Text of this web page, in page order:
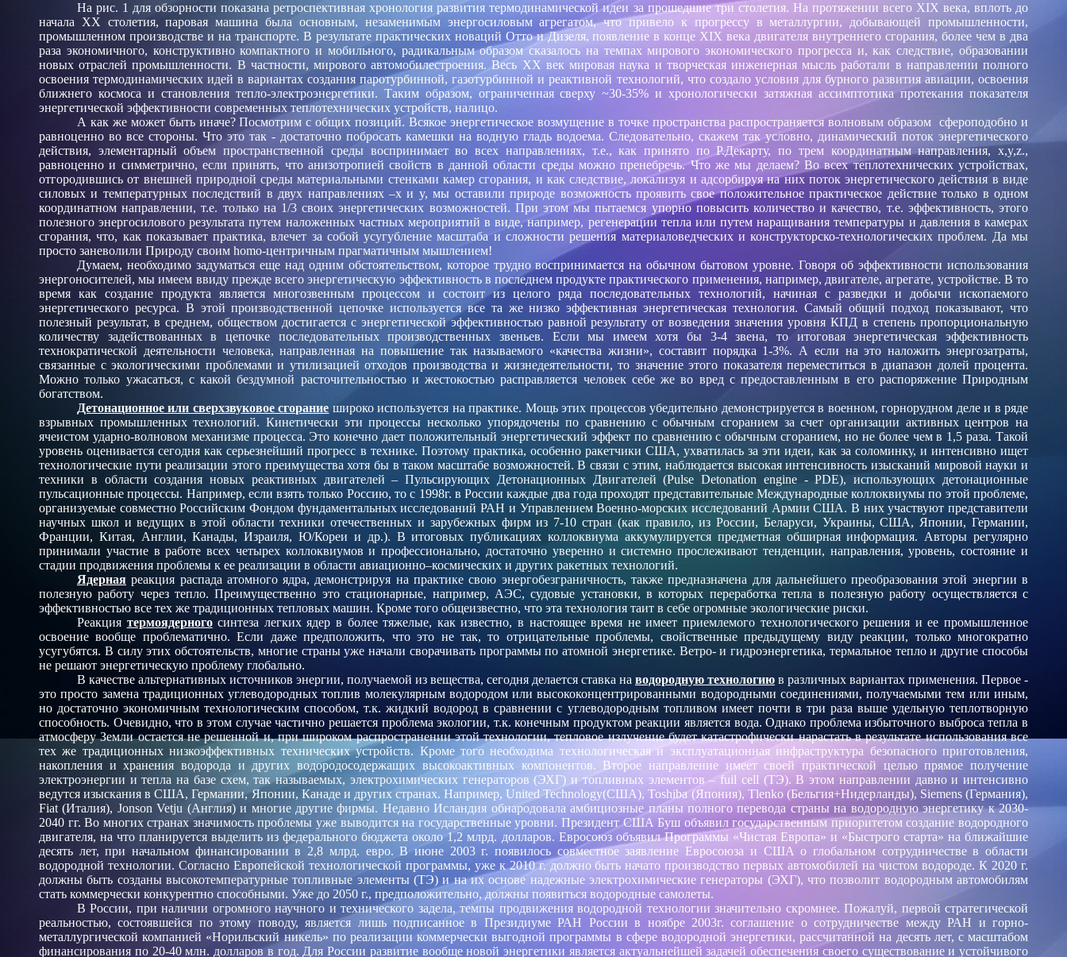
На рис. 1 для обзорности показана ретроспективная хронология развития термодинамической идеи за прошедшие три столетия. На протяжении всего XIX века, вплоть до
начала XX столетия, паровая машина была основным, незаменимым энергосиловым агрегатом, что привело к прогрессу в металлургии, добывающей промышленности,
промышленном производстве и на транспорте. В результате практических новаций Отто и Дизеля, появление в конце XIX века двигателя внутреннего сгорания, более чем в два
раза экономичного, конструктивно компактного и мобильного, радикальным образом сказалось на темпах мирового экономического прогресса и, как следствие, образовании
новых отраслей промышленности. В частности, мирового автомобилестроения. Весь XX век мировая наука и творческая инженерная мысль работали в направлении полного
освоения термодинамических идей в вариантах создания паротурбинной, газотурбинной и реактивной технологий, что создало условия для бурного развития авиации, освоения
ближнего космоса и становления тепло-электроэнергетики. Таким образом, ограниченная сверху ~30-35% и хронологически затяжная ассимптотика протекания показателя
энергетической эффективности современных теплотехнических устройств, налицо.
А как же может быть иначе? Посмотрим с общих позиций. Всякое энергетическое возмущение в точке пространства распространяется волновым образом сфероподобно и
равноценно во все стороны. Что это так - достаточно побросать камешки на водную гладь водоема. Следовательно, скажем так условно, динамический поток энергетического
действия, элементарный объем пространственной среды воспринимает во всех направлениях, т.е., как принято по Р.Декарту, по трем координатным направления, x,y,z.,
равноценно и симметрично, если принять, что анизотропией свойств в данной области среды можно пренебречь. Что же мы делаем? Во всех теплотехнических устройствах,
отгородившись от внешней природной среды материальными стенками камер сгорания, и как следствие, локализуя и адсорбируя на них поток энергетического действия в виде
силовых и температурных последствий в двух направлениях –x и y, мы оставили природе возможность проявить свое положительное практическое действие только в одном
координатном направлении, т.е. только на 1/3 своих энергетических возможностей. При этом мы пытаемся упорно повысить количество и качество, т.е. эффективность, этого
полезного энергосилового результата путем наложенных частных мероприятий в виде, например, регенерации тепла или путем наращивания температуры и давления в камерах
сгорания, что, как показывает практика, влечет за собой усугубление масштаба и сложности решения материаловедческих и конструкторско-технологических проблем. Да мы
просто заневолили Природу своим homo-центричным прагматичным мышлением!
Думаем, необходимо задуматься еще над одним обстоятельством, которое трудно воспринимается на обычном бытовом уровне. Говоря об эффективности использования
энергоносителей, мы имеем ввиду прежде всего энергетическую эффективность в последнем продукте практического применения, например, двигателе, агрегате, устройстве. В то
время как создание продукта является многозвенным процессом и состоит из целого ряда последовательных технологий, начиная с разведки и добычи ископаемого
энергетического ресурса. В этой производственной цепочке используется все та же низко эффективная энергетическая технология. Самый общий подход показывают, что
полезный результат, в среднем, обществом достигается с энергетической эффективностью равной результату от возведения значения уровня КПД в степень пропорциональную
количеству задействованных в цепочке последовательных производственных звеньев. Если мы имеем хотя бы 3-4 звена, то итоговая энергетическая эффективность
технократической деятельности человека, направленная на повышение так называемого «качества жизни», составит порядка 1-3%. А если на это наложить энергозатраты,
связанные с экологическими проблемами и утилизацией отходов производства и жизнедеятельности, то значение этого показателя переместиться в диапазон долей процента.
Можно только ужасаться, с какой бездумной расточительностью и жестокостью расправляется человек себе же во вред с предоставленным в его распоряжение Природным
богатством.
Детонационное или сверхзвуковое сгорание широко используется на практике. Мощь этих процессов убедительно демонстрируется в военном, горнорудном деле и в ряде
взрывных промышленных технологий. Кинетически эти процессы несколько упорядочены по сравнению с обычным сгоранием за счет организации активных центров на
ячеистом ударно-волновом механизме процесса. Это конечно дает положительный энергетический эффект по сравнению с обычным сгоранием, но не более чем в 1,5 раза. Такой
уровень оценивается сегодня как серьезнейший прогресс в технике. Поэтому практика, особенно ракетчики США, ухватилась за эти идеи, как за соломинку, и интенсивно ищет
технологические пути реализации этого преимущества хотя бы в таком масштабе возможностей. В связи с этим, наблюдается высокая интенсивность изысканий мировой науки и
техники в области создания новых реактивных двигателей – Пульсирующих Детонационных Двигателей (Pulse Detonation engine - PDE), использующих детонационные
пульсационные процессы. Например, если взять только Россию, то с 1998г. в России каждые два года проходят представительные Международные коллоквиумы по этой проблеме,
организуемые совместно Российским Фондом фундаментальных исследований РАН и Управлением Военно-морских исследований Армии США. В них участвуют представители
научных школ и ведущих в этой области техники отечественных и зарубежных фирм из 7-10 стран (как правило, из России, Беларуси, Украины, США, Японии, Германии,
Франции, Китая, Англии, Канады, Израиля, Ю/Кореи и др.). В итоговых публикациях коллоквиума аккумулируется предметная обширная информация. Авторы регулярно
принимали участие в работе всех четырех коллоквиумов и профессионально, достаточно уверенно и системно прослеживают тенденции, направления, уровень, состояние и
стадии продвижения проблемы к ее реализации в области авиационно–космических и других ракетных технологий.
Ядерная реакция распада атомного ядра, демонстрируя на практике свою энергобезграничность, также предназначена для дальнейшего преобразования этой энергии в
полезную работу через тепло. Преимущественно это стационарные, например, АЭС, судовые установки, в которых переработка тепла в полезную работу осуществляется с
эффективностью все тех же традиционных тепловых машин. Кроме того общеизвестно, что эта технология таит в себе огромные экологические риски.
Реакция термоядерногосинтеза легких ядер в более тяжелые, как известно, в настоящее время не имеет приемлемого технологического решения и ее промышленное
освоение вообще проблематично. Если даже предположить, что это не так, то отрицательные проблемы, свойственные предыдущему виду реакции, только многократно
усугубятся. В силу этих обстоятельств, многие страны уже начали сворачивать программы по атомной энергетике. Ветро- и гидроэнергетика, термальное тепло и другие способы
не решают энергетическую проблему глобально.
В качестве альтернативных источников энергии, получаемой из вещества, сегодня делается ставка на водородную технологию в различных вариантах применения. Первое -
это просто замена традиционных углеводородных топлив молекулярным водородом или высококонцентрированными водородными соединениями, получаемыми тем или иным,
но достаточно экономичным технологическим способом, т.к. жидкий водород в сравнении с углеводородным топливом имеет почти в три раза выше удельную теплотворную
способность. Очевидно, что в этом случае частично решается проблема экологии, т.к. конечным продуктом реакции является вода. Однако проблема избыточного выброса тепла в
атмосферу Земли остается не решенной и, при широком распространении этой технологии, тепловое излучение будет катастрофически нарастать в результате использования все
тех же традиционных низкоэффективных технических устройств. Кроме того необходима технологическая и эксплуатационная инфраструктура безопасного приготовления,
накопления и хранения водорода и других водородосодержащих высокоактивных компонентов. Второе направление имеет своей практической целью прямое получение
электроэнергии и тепла на базе схем, так называемых, электрохимических генераторов (ЭХГ) и топливных элементов – fuil cell (ТЭ). В этом направлении давно и интенсивно
ведутся изыскания в США, Германии, Японии, Канаде и других странах. Например, United Technology(США), Toshiba (Япония), Tlenko (Бельгия+Нидерланды), Siemens (Германия),
Fiat (Италия), Jonson Vetju (Англия) и многие другие фирмы. Недавно Исландия обнародовала амбициозные планы полного перевода страны на водородную энергетику к 2030-
2040 гг. Во многих странах значимость проблемы уже выводится на государственные уровни. Президент США Буш объявил государственным приоритетом создание водородного
двигателя, на что планируется выделить из федерального бюджета около 1,2 млрд. долларов. Евросоюз объявил Программы «Чистая Европа» и «Быстрого старта» на ближайшие
десять лет, при начальном финансировании в 2,8 млрд. евро. В июне 2003 г. появилось совместное заявление Евросоюза и США о глобальном сотрудничестве в области
водородной технологии. Согласно Европейской технологической программы, уже к 2010 г. должно быть начато производство первых автомобилей на чистом водороде. К 2020 г.
должны быть созданы высокотемпературные топливные элементы (ТЭ) и на их основе надежные электрохимические генераторы (ЭХГ), что позволит водородным автомобилям
стать коммерчески конкурентно способными. Уже до 2050 г., предположительно, должны появиться водородные самолеты.
В России, при наличии огромного научного и технического задела, темпы продвижения водородной технологии значительно скромнее. Пожалуй, первой стратегической
реальностью, состоявшейся по этому поводу, является лишь подписанное в Президиуме РАН России в ноябре 2003г. соглашение о сотрудничестве между РАН и горно-
металлургической компанией «Норильский никель» по реализации коммерчески выгодной программы в сфере водородной энергетики, рассчитанной на десять лет, с масштабом
финансирования по 20-40 млн. долларов в год. Для России развитие вообще новой энергетики является актуальнейшей задачей обеспечения своего существование и устойчивого